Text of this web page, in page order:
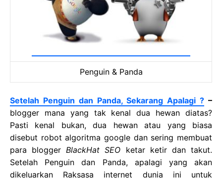
Penguin & Panda
Setelah Penguin dan Panda, Sekarang Apalagi ? –
blogger mana yang tak kenal dua hewan diatas?
Pasti kenal bukan, dua hewan atau yang biasa
disebut robot algoritma google dan sering membuat
para blogger BlackHat SEO ketar ketir dan takut.
Setelah Penguin dan Panda, apalagi yang akan
dikeluarkan Raksasa internet dunia ini untuk